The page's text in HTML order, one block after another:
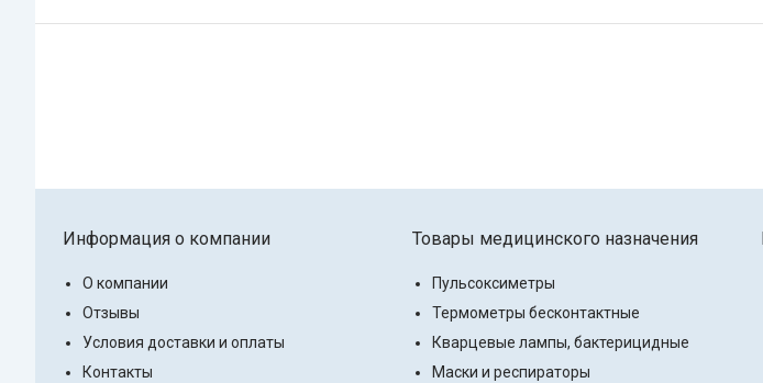
Информация о компании
О компании
Отзывы
Условия доставки и оплаты
Контакты
Товары медицинского назначения
Пульсоксиметры
Термометры бесконтактные
Кварцевые лампы, бактерицидные
Маски и респираторы